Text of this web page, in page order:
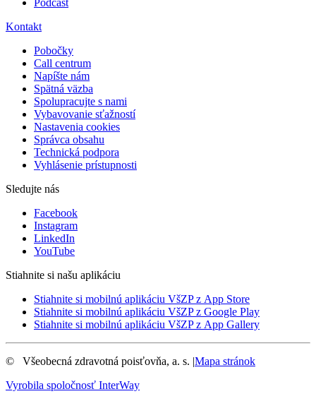
Kontakt
Pobočky
Call centrum
Napíšte nám
Spätná väzba
Spolupracujte s nami
Vybavovanie sťažností
Nastavenia cookies
Správca obsahu
Technická podpora
Vyhlásenie prístupnosti
Sledujte nás
Facebook
Instagram
LinkedIn
YouTube
Stiahnite si našu aplikáciu
Stiahnite si mobilnú aplikáciu VšZP z App Store
Stiahnite si mobilnú aplikáciu VšZP z Google Play
Stiahnite si mobilnú aplikáciu VšZP z App Gallery
© Všeobecná zdravotná poisťovňa, a. s. |Mapa stránok
Vyrobila spoločnosť InterWay